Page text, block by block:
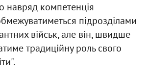
навряд компетенція
підрозділами
військ, але він, швидше
традиційну роль свого